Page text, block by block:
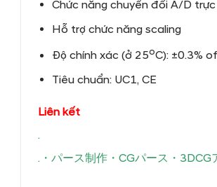
Chức năng chuyển đổi A/D
Hỗ trợ chức năng scaling
Độ chính xác (ở 25oC): ±0.3% of
Tiêu chuẩn: UC1, CE
Liên kết
.
. ・ パース制作 ・ CGパース ・ 3DCG